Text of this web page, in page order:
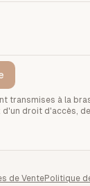
transmises à la
d'un droit d'accès,
de VentePolitique